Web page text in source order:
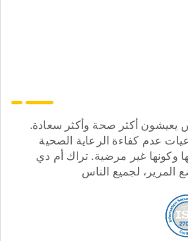
يعيشون أكثر صحة وأكثر سعادة.
عدم كفاءة الرعاية الصحية
وكونها غير مرضية. تراك أم دي
لجميع الناس